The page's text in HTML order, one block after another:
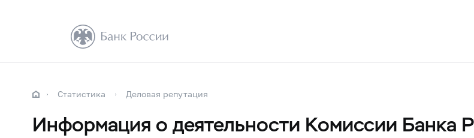
Статистика Деловая репутация
Информация о деятельности Комиссии Банка